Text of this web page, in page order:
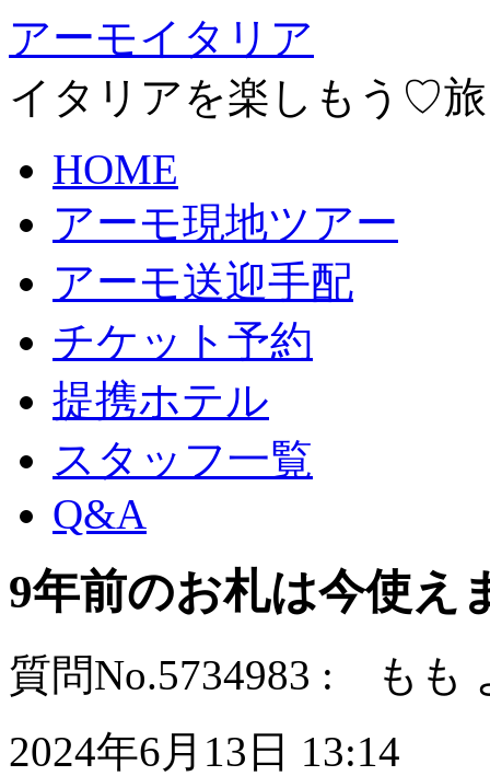
アーモイタリア
イタリアを楽しもう♡
HOME
アーモ現地ツアー
アーモ送迎手配
チケット予約
提携ホテル
スタッフ一覧
Q&A
9年前のお札は今使え
質問No.5734983 : もも
2024年6月13日 13:14